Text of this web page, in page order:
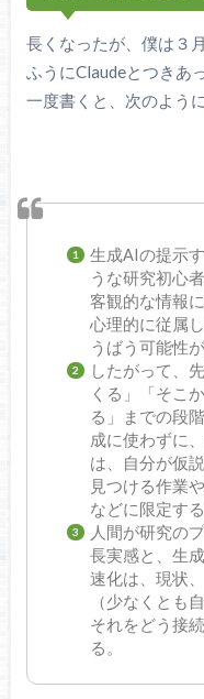
長くなったが、僕は３
ふうにClaudeとつきあ
一度書くと、次のように
生成AIの提示
うな研究初心
客観的な情報
心理的に従属
うばう可能性が
したがって、
くる」「そこ
る」までの段
成に使わずに
は、自分が仮
見つける作業
などに限定す
人間が研究の
長実感と、生
速化は、現状
（少なくとも
それをどう接
る。